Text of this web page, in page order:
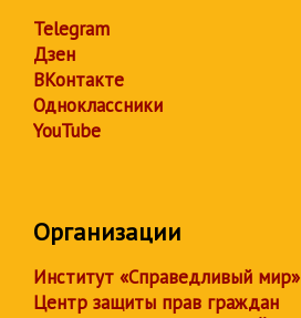
Telegram
Дзен
ВКонтакте
Одноклассники
YouTube
Организации
Институт «Справедливый мир»
Центр защиты прав граждан